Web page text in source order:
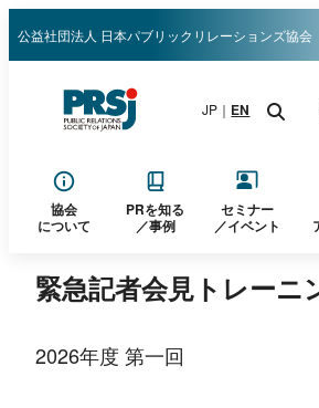
公益社団法人 日本パブリックリレーションズ協会
JP｜ EN
協会
について
PRを知る
／事例
セミナー
／イベント
緊急記者会見トレーニ
2026年度 第一回